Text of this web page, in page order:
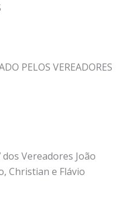
PELOS VEREADORES
dos Vereadores João
Christian e Flávio